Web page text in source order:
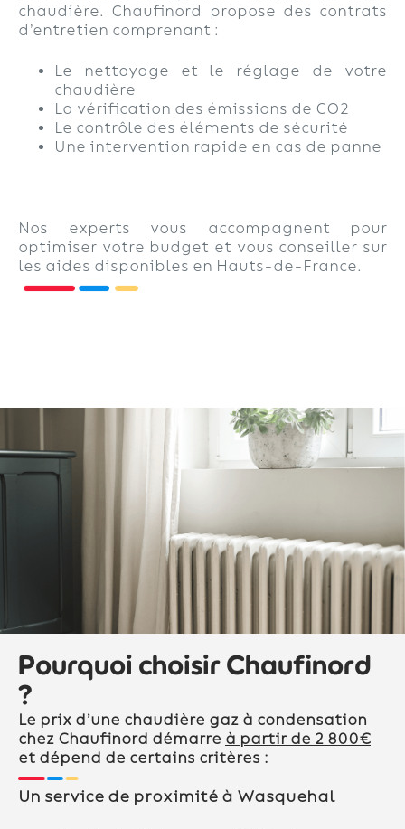
chaudière. Chaufinord propose des contrats
d’entretien comprenant :
Le nettoyage et le réglage de votre
chaudière
La vérification des émissions de CO2
Le contrôle des éléments de sécurité
Une intervention rapide en cas de panne
Nos experts vous accompagnent pour
optimiser votre budget et vous conseiller sur
les aides disponibles en Hauts-de-France.
Pourquoi choisir Chaufinord
?
Le prix d’une chaudière gaz à condensation
chez Chaufinord démarre à partir de 2 800€
et dépend de certains critères :
Un service de proximité à Wasquehal